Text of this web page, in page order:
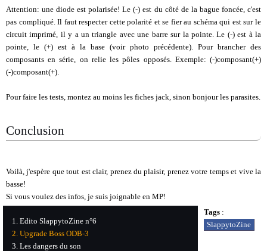
Attention: une diode est polarisée! Le (-) est du côté de la bague foncée, c'est
pas compliqué. Il faut respecter cette polarité et se fier au schéma qui est sur le
circuit imprimé, il y a un triangle avec une barre sur la pointe. Le (-) est à la
pointe, le (+) est à la base (voir photo précédente). Pour brancher des
composants en série, on relie les pôles opposés. Exemple: (-)composant(+)
(-)composant(+).
Pour faire les tests, montez au moins les fiches jack, sinon bonjour les parasites.
Conclusion
Voilà, j'espère que tout est clair, prenez du plaisir, prenez votre temps et vive la
basse!
Si vous voulez des infos, je suis joignable en MP!
Edito SlappytoZine n°6
Upgrade Boss ODB-3
Les dangers du son
Tags :
SlappytoZine